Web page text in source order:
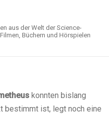
aus der Welt der Science-
Büchern und Hörspielen
konnten bislang
bestimmt ist, legt noch eine